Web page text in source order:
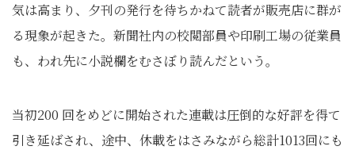
気は高まり、夕刊の発行を待ちかねて読者が販売店に群が
る現象が起きた。新聞社内の校閲部員や印刷工場の従業員
も、われ先に小説欄をむさぼり読んだという。
当初200 回をめどに開始された連載は圧倒的な好評を得て
引き延ばされ、途中、休載をはさみながら総計1013回にも